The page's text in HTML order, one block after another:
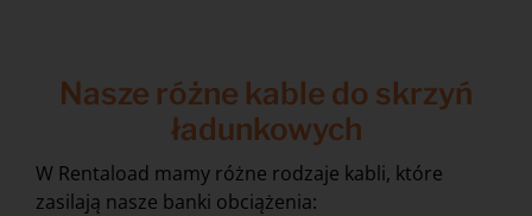
Nasze różne kable do skrzyń
ładunkowych
W Rentaload mamy różne rodzaje kabli, które
zasilają nasze banki obciążenia: